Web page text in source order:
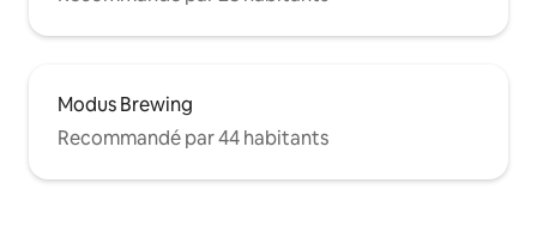
Modus Brewing
Recommandé par 44 habitants